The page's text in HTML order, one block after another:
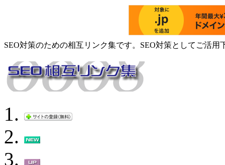
SEO対策のための相互リンク集です。SEO対策としてご活用